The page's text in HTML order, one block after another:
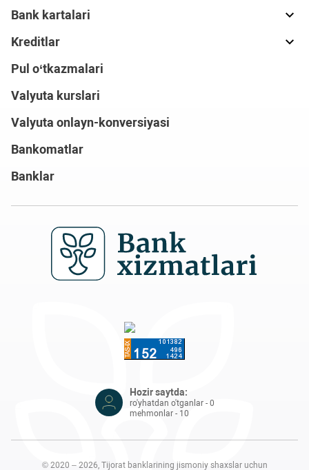
Bank kartalari
Kreditlar
Pul o‘tkazmalari
Valyuta kurslari
Valyuta onlayn-konversiyasi
Bankomatlar
Banklar
Hozir saytda:
ro'yhatdan o'tganlar - 0
mehmonlar - 10
© 2020 – 2026, Tijorat banklarining jismoniy shaxslar uchun